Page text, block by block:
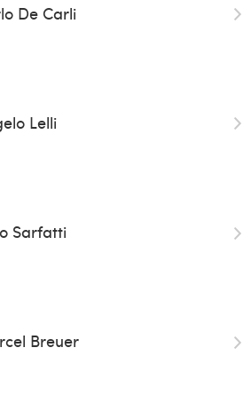
De Carli
Lelli
Sarfatti
Breuer